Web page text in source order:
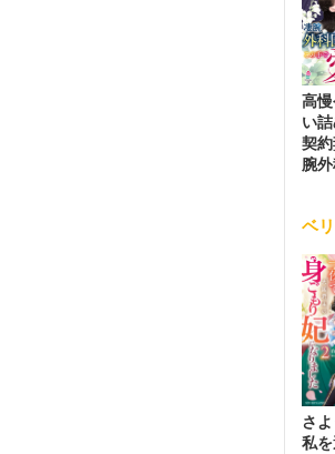
高
い
契
腕
ベ
さよ
私